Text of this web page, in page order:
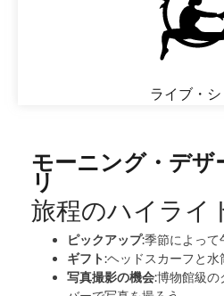
ライブ・
モーニング・デザ
リ
旅程のハイライ
ピックアップ:季節によって
ギフト:ヘッドスカーフと水
写真撮影の機会:博物館級の